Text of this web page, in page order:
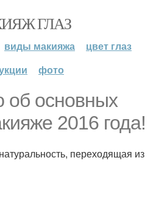
ГЛАЗ
виды макияжа
цвет глаз
фото
об основных
2016 года!
переходящая из